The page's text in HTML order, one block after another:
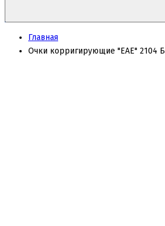
Главная
Очки корригирующие "EAE" 2104 Б